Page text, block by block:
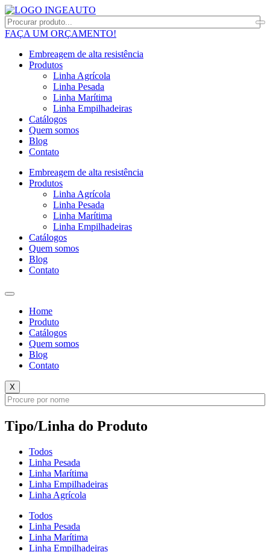
FAÇA UM ORÇAMENTO!
Embreagem de alta resistência
Produtos
Linha Agrícola
Linha Pesada
Linha Marítima
Linha Empilhadeiras
Catálogos
Quem somos
Blog
Contato
Embreagem de alta resistência
Produtos
Linha Agrícola
Linha Pesada
Linha Marítima
Linha Empilhadeiras
Catálogos
Quem somos
Blog
Contato
Home
Produto
Catálogos
Quem somos
Blog
Contato
X
Tipo/Linha do Produto
Todos
Linha Pesada
Linha Marítima
Linha Empilhadeiras
Linha Agrícola
Todos
Linha Pesada
Linha Marítima
Linha Empilhadeiras